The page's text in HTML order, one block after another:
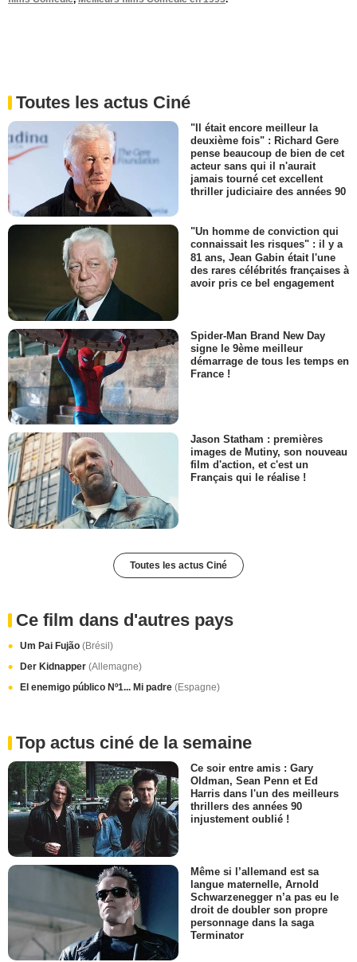
Toutes les actus Ciné
"Il était encore meilleur la
deuxième fois" : Richard Gere
pense beaucoup de bien de cet
acteur sans qui il n'aurait
jamais tourné cet excellent
thriller judiciaire des années 90
"Un homme de conviction qui
connaissait les risques" : il y a
81 ans, Jean Gabin était l'une
des rares célébrités françaises à
avoir pris ce bel engagement
Spider-Man Brand New Day
signe le 9ème meilleur
démarrage de tous les temps en
France !
Jason Statham : premières
images de Mutiny, son nouveau
film d'action, et c'est un
Français qui le réalise !
Toutes les actus Ciné
Ce film dans d'autres pays
Um Pai Fujão (Brésil)
Der Kidnapper (Allemagne)
El enemigo público Nº1... Mi padre (Espagne)
Top actus ciné de la semaine
Ce soir entre amis : Gary
Oldman, Sean Penn et Ed
Harris dans l'un des meilleurs
thrillers des années 90
injustement oublié !
Même si l’allemand est sa
langue maternelle, Arnold
Schwarzenegger n’a pas eu le
droit de doubler son propre
personnage dans la saga
Terminator